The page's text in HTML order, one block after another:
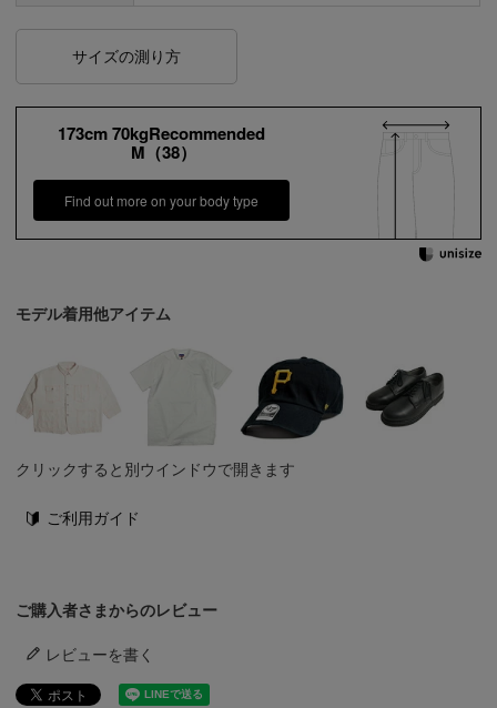
サイズの測り方
173cm 70kgRecommended
M（38）
Find out more on your body type
モデル着用他アイテム
クリックすると別ウインドウで開きます
ご利用ガイド
ご購入者さまからのレビュー
レビューを書く